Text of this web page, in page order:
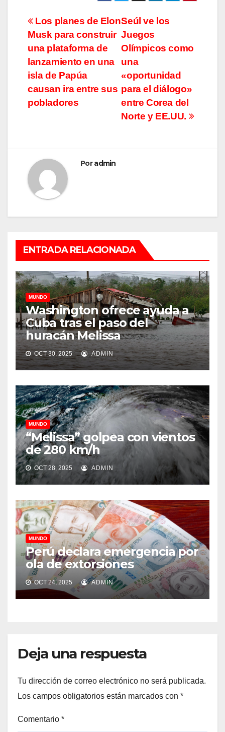
Navegación
de
entradas
Seúl ve los
Juegos
Olímpicos como
una
«oportunidad
para el diálogo»
entre Corea del
Norte y EE.UU.
Los planes de Elon
Musk para construir
una plataforma de
lanzamiento en una
isla de Papúa
causan ira entre sus
pobladores
Poradmin
ENTRADA RELACIONADA
MUNDO
Washington ofrece ayuda a
Cuba tras el paso del
huracán Melissa
OCT 30, 2025 ADMIN
MUNDO
“Melissa” golpea con vientos
de 280 km/h
OCT 28, 2025 ADMIN
MUNDO
Perú declara emergencia por
ola de extorsiones
OCT 24, 2025 ADMIN
Deja una respuesta
Tu dirección de correo electrónico no será publicada.
Los campos obligatorios están marcados con *
Comentario *